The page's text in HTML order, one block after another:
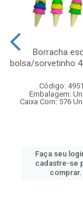
Borracha
bolsa/sorvetinho
Código:
Embalagem:
Caixa Com: 576
Faça seu
cadastre-se
comprar.